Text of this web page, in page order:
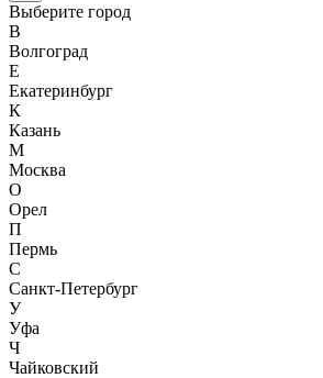
Выберите город
В
Волгоград
Е
Екатеринбург
К
Казань
М
Москва
О
Орел
П
Пермь
С
Санкт-Петербург
У
Уфа
Ч
Чайковский